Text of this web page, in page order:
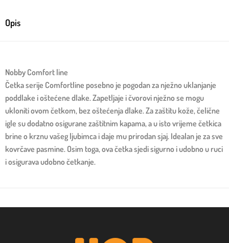
Opis
Nobby Comfort line
Četka serije Comfortline posebno je pogodan za nježno uklanjanje
poddlake i oštećene dlake. Zapetljaje i čvorovi nježno se mogu
ukloniti ovom četkom, bez oštećenja dlake. Za zaštitu kože, čelične
igle su dodatno osigurane zaštitnim kapama, a u isto vrijeme četkica
brine o krznu vašeg ljubimca i daje mu prirodan sjaj. Idealan je za sve
kovrčave pasmine. Osim toga, ova četka sjedi sigurno i udobno u ruci
i osigurava udobno četkanje.